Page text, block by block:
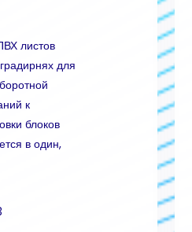
листов
для
к
блоков
в один,